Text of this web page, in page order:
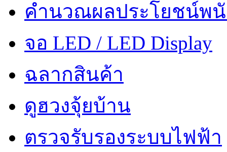
คำนวณผลประโยชน์พ
จอ LED / LED Display
ฉลากสินค้า
ดูฮวงจุ้ยบ้าน
ตรวจรับรองระบบไฟฟ้า